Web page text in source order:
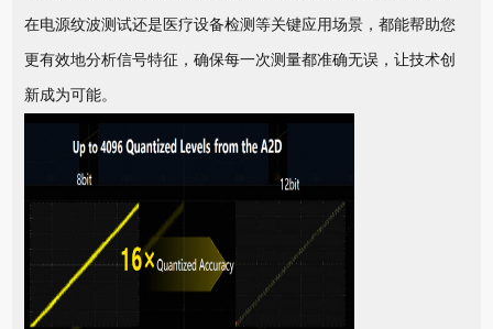
在电源纹波测试还是医疗设备检测等关键应用场景，都能帮助您
更有效地分析信号特征，确保每一次测量都准确无误，让技术创
新成为可能。